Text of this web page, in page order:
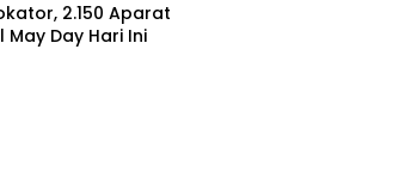
2.150 Aparat
Day Hari Ini